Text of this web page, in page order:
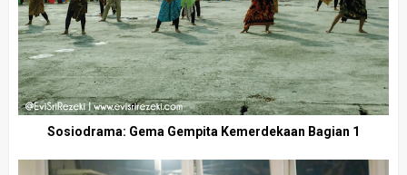
Sosiodrama: Gema Gempita Kemerdekaan Bagian 1